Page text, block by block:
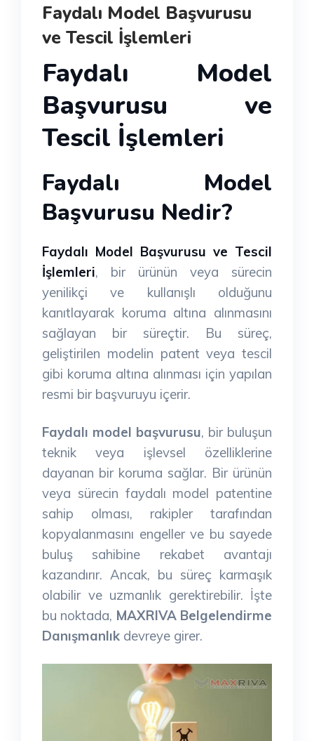
Faydalı Model Başvurusu
ve Tescil İşlemleri
Faydalı Model
Başvurusu ve
Tescil İşlemleri
Faydalı Model
Başvurusu Nedir?
Faydalı Model Başvurusu ve Tescil
İşlemleri, bir ürünün veya sürecin
yenilikçi ve kullanışlı olduğunu
kanıtlayarak koruma altına alınmasını
sağlayan bir süreçtir. Bu süreç,
geliştirilen modelin patent veya tescil
gibi koruma altına alınması için yapılan
resmi bir başvuruyu içerir.
Faydalı model başvurusu, bir buluşun
teknik veya işlevsel özelliklerine
dayanan bir koruma sağlar. Bir ürünün
veya sürecin faydalı model patentine
sahip olması, rakipler tarafından
kopyalanmasını engeller ve bu sayede
buluş sahibine rekabet avantajı
kazandırır. Ancak, bu süreç karmaşık
olabilir ve uzmanlık gerektirebilir. İşte
bu noktada, MAXRIVA Belgelendirme
Danışmanlık devreye girer.